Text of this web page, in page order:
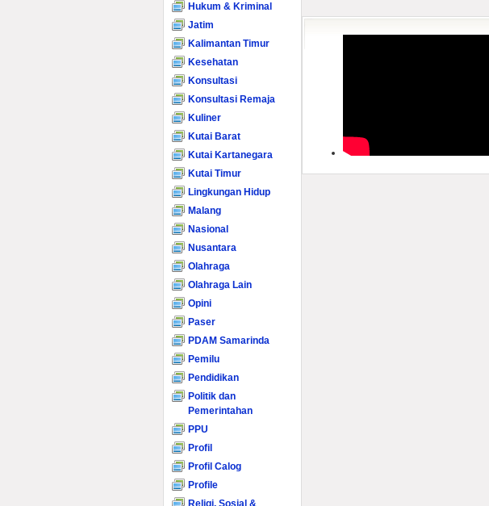
Hukum & Kriminal
Jatim
Kalimantan Timur
Kesehatan
Konsultasi
Konsultasi Remaja
Kuliner
Kutai Barat
Kutai Kartanegara
Kutai Timur
Lingkungan Hidup
Malang
Nasional
Nusantara
Olahraga
Olahraga Lain
Opini
Paser
PDAM Samarinda
Pemilu
Pendidikan
Politik dan
Pemerintahan
PPU
Profil
Profil Calog
Profile
Religi, Sosial &